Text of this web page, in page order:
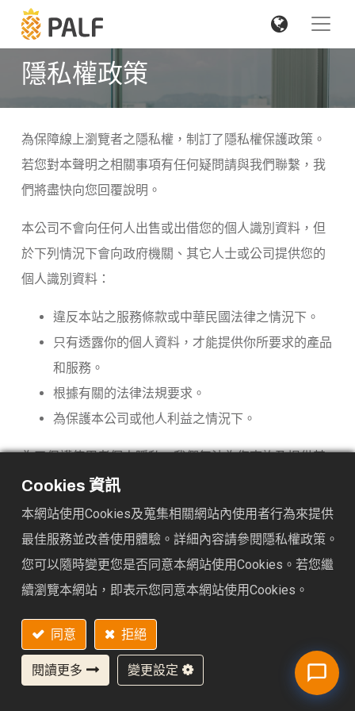
隱私權政策
為保障線上瀏覽者之隱私權，制訂了隱私權保護政策。
若您對本聲明之相關事項有任何疑問請與我們聯繫，我
們將盡快向您回覆說明。
本公司不會向任何人出售或出借您的個人識別資料，但
於下列情況下會向政府機關、其它人士或公司提供您的
個人識別資料：
違反本站之服務條款或中華民國法律之情況下。
只有透露你的個人資料，才能提供你所要求的產品
和服務。
根據有關的法律法規要求。
為保護本公司或他人利益之情況下。
為了保護使用者個人隱私，我們無法為您查詢及提供其
他使用者的相關資料，請您見諒！若您有相關法律上問
題需查閱他人資料時，請務必向警政單位提出告訴，我
們將全力配合警政單位調查並提供所有相關資料，以協
助調查及破案！
資料的蒐集與使用方式
為了提昇與本站使用者最佳的互動性服務(如：問
卷調查)，可能會請您提供相關個人的資料(如：電
話、住址、E-mail等相關資料)。
為提供您豐富的互動體驗，本站系統將會記錄本站
Cookies 資訊
本網站使用Cookies及蒐集相關網站內使用者行為來提供
最佳服務並改善使用體驗。詳細內容請參閱隱私權政策。
您可以隨時變更您是否同意本網站使用Cookies。若您繼
續瀏覽本網站，即表示您同意本網站使用Cookies。
同意 拒絕
閱讀更多 變更設定